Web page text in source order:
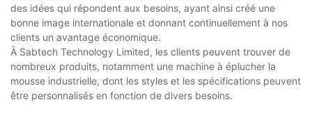
des idées qui répondent aux besoins, ayant ainsi créé une
bonne image internationale et donnant continuellement à nos
clients un avantage économique.
À Sabtech Technology Limited, les clients peuvent trouver de
nombreux produits, notamment une machine à éplucher la
mousse industrielle, dont les styles et les spécifications peuvent
être personnalisés en fonction de divers besoins.